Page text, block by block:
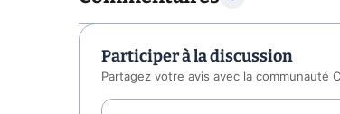
Participer à la discussion
Partagez votre avis avec la communauté